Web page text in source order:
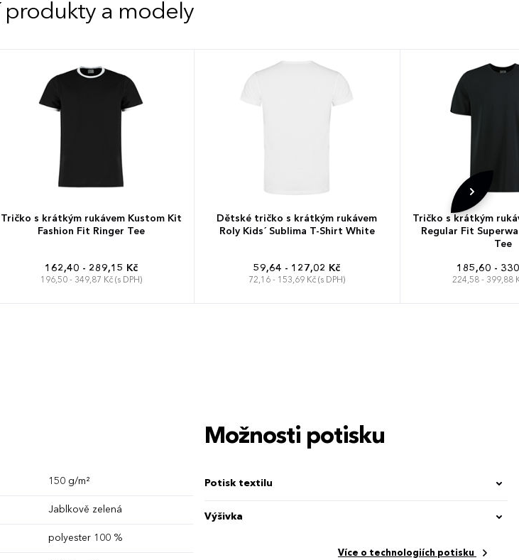
produkty a modely
Tričko s krátkým rukávem Kustom Kit
Fashion Fit Ringer Tee
162,40 - 289,15 Kč
196,50 - 349,87 Kč (s DPH)
Dětské tričko s krátkým rukávem
Roly Kids´ Sublima T-Shirt White
59,64 - 127,02 Kč
72,16 - 153,69 Kč (s DPH)
Tričko s krátkým
Regular Fit
Tee
185,60 -
224,58 - 399,88
150 g/m²
Jablkově zelená
polyester 100 %
Možnosti potisku
Potisk textilu
Výšivka
Více o technologiích potisku